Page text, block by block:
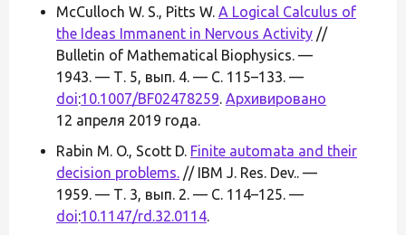
McCulloch W. S., Pitts W. A Logical Calculus of
the Ideas Immanent in Nervous Activity //
Bulletin of Mathematical Biophysics. —
1943. — Т. 5, вып. 4. — С. 115–133. —
doi:10.1007/BF02478259. Архивировано
12 апреля 2019 года.
Rabin M. O., Scott D. Finite automata and their
decision problems. // IBM J. Res. Dev.. —
1959. — Т. 3, вып. 2. — С. 114–125. —
doi:10.1147/rd.32.0114.